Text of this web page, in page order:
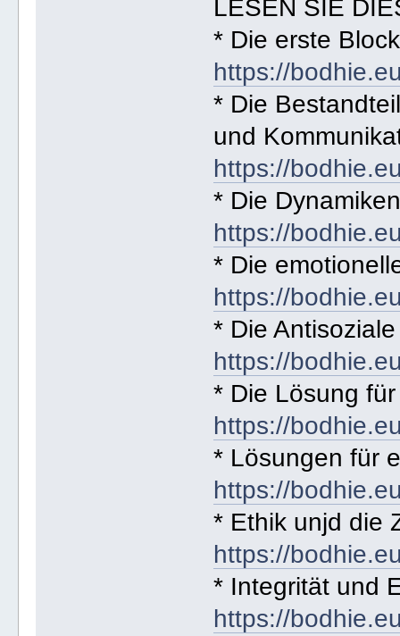
LESEN SIE
* Die erste
https://
* Die
und
https://
* Die
https://
* Die
https://
* Die
https://
* Die Lösung
https://
* Lösungen für
https://
* Ethik unjd die
https://
* Integrität und
https://